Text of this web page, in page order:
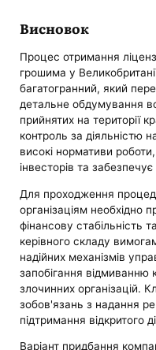
Висновок
Процес отримання
грошима у
багатогранний, який
детальне обдумування
прийнятих на території
контроль за діяльністю
високі нормативи
інвесторів та забезпечує
Для проходження
організаціям необхідно
фінансову стабільність
керівного складу
надійних механізмів
запобігання відмиванню
злочинних організацій.
зобов'язань з надання
підтримання відкритого
Варіант придбання